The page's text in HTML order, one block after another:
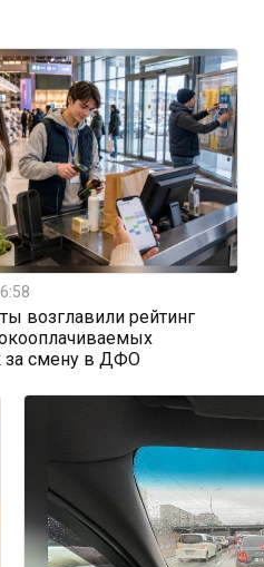
возглавили рейтинг
за смену в ДФО